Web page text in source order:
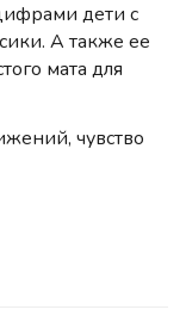
дети с
А также ее
мата для
чувство